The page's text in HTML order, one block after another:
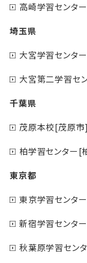
高崎学習センタ
埼玉県
大宮学習センタ
大宮第二学習セ
千葉県
茂原本校[茂原市]
柏学習センター[
東京都
東京学習センタ
新宿学習センタ
秋葉原学習セン